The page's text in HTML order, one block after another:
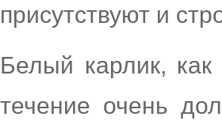
присутствуют и
Белый карлик,
течение очень